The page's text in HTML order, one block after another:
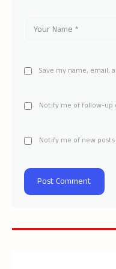
Save my name,
Notify me of follow-up
Notify me of new